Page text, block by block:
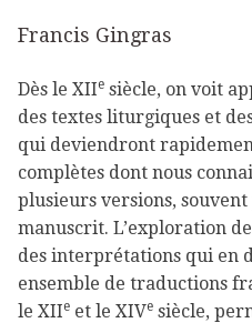
Francis Gingras
Dès le XIIe siècle, on voit
des textes liturgiques et
qui deviendront
complètes dont nous
plusieurs versions, souvent
manuscrit. L’exploration
des interprétations qui en
ensemble de traductions
le XIIe et le XIVe siècle,